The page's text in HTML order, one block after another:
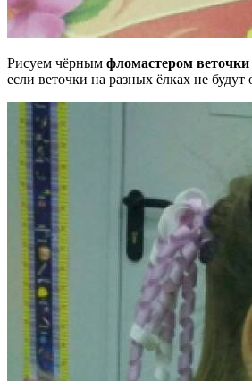
Рисуем чёрным фломастером веточки
если веточки на разных ёлках не